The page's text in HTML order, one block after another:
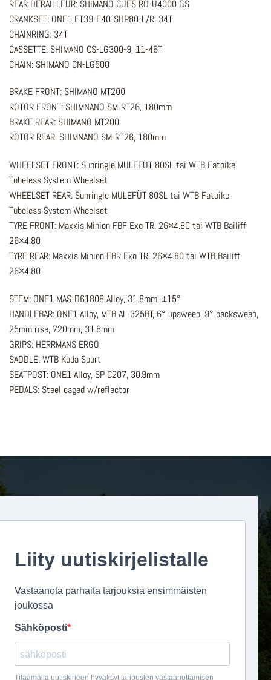
REAR DERAILLEUR: SHIMANO CUES RD-U4000 GS
CRANKSET: ONE1 ET39-F40-SHP80-L/R, 34T
CHAINRING: 34T
CASSETTE: SHIMANO CS-LG300-9, 11-46T
CHAIN: SHIMANO CN-LG500
BRAKE FRONT: SHIMANO MT200
ROTOR FRONT: SHIMNANO SM-RT26, 180mm
BRAKE REAR: SHIMANO MT200
ROTOR REAR: SHIMNANO SM-RT26, 180mm
WHEELSET FRONT: Sunringle MULEFÜT 80SL tai WTB Fatbike
Tubeless System Wheelset
WHEELSET REAR: Sunringle MULEFÜT 80SL tai WTB Fatbike
Tubeless System Wheelset
TYRE FRONT: Maxxis Minion FBF Exo TR, 26×4.80 tai WTB Bailiff
26×4.80
TYRE REAR: Maxxis Minion FBR Exo TR, 26×4.80 tai WTB Bailiff
26×4.80
STEM: ONE1 MAS-D61808 Alloy, 31.8mm, ±15°
HANDLEBAR: ONE1 Alloy, MTB AL-325BT, 6° upsweep, 9° backsweep,
25mm rise, 720mm, 31.8mm
GRIPS: HERRMANS ERGO
SADDLE: WTB Koda Sport
SEATPOST: ONE1 Alloy, SP C207, 30.9mm
PEDALS: Steel caged w/reflector